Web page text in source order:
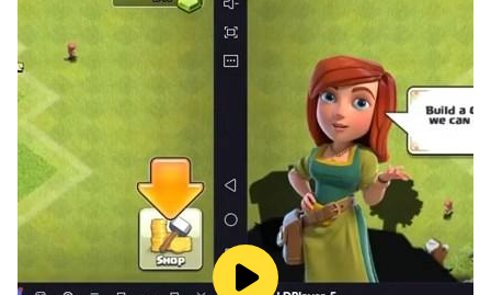
■ Enjoy unlimited upgrades and challenge global
experts
Cross server battles, competing with players from all
over the world, showcasing your extraordinary
abilities!
Multiple copies, massive upgrade data, make your
growth path smooth and unobstructed!